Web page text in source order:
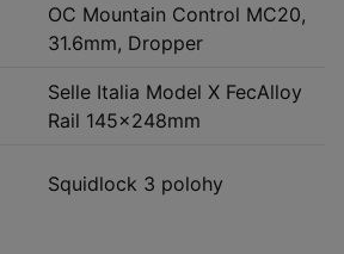
OC Mountain Control MC20,
31.6mm, Dropper
Selle Italia Model X FecAlloy
Rail 145x248mm
Squidlock 3 polohy